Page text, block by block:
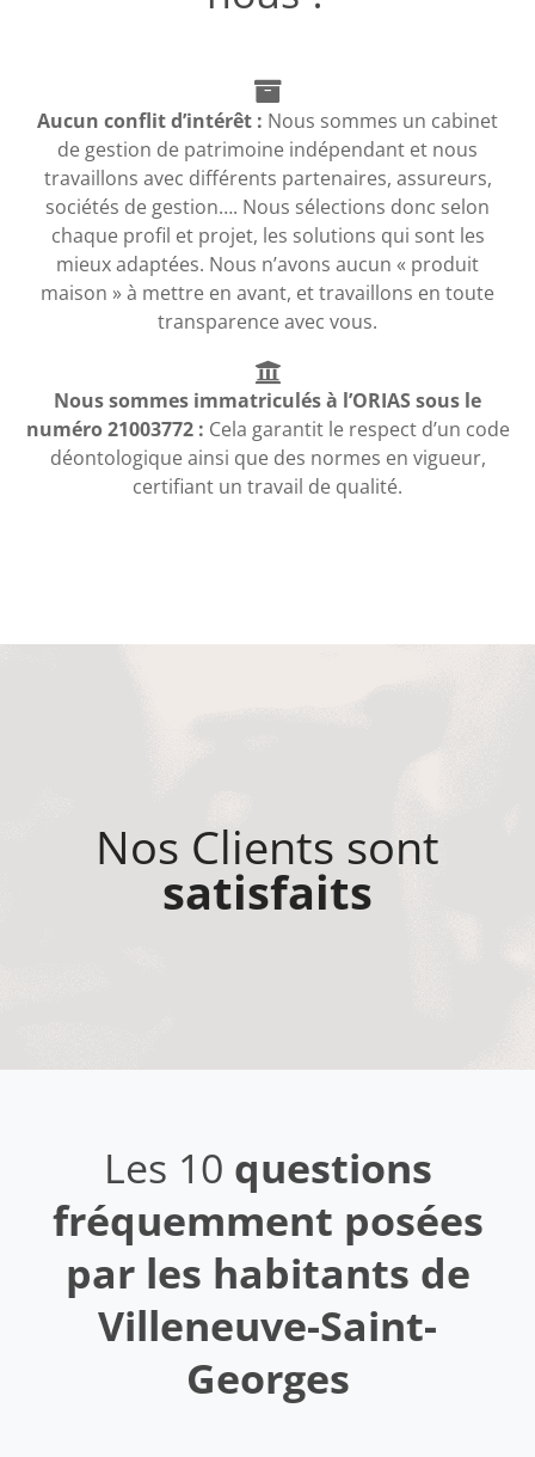
Aucun conflit d’intérêt : Nous sommes un cabinet
de gestion de patrimoine indépendant et nous
travaillons avec différents partenaires, assureurs,
sociétés de gestion…. Nous sélections donc selon
chaque profil et projet, les solutions qui sont les
mieux adaptées. Nous n’avons aucun « produit
maison » à mettre en avant, et travaillons en toute
transparence avec vous.
Nous sommes immatriculés à l’ORIAS sous le
numéro 21003772 : Cela garantit le respect d’un code
déontologique ainsi que des normes en vigueur,
certifiant un travail de qualité.
Nos Clients sont
satisfaits
Les 10 questions
fréquemment posées
par les habitants de
Villeneuve-Saint-
Georges